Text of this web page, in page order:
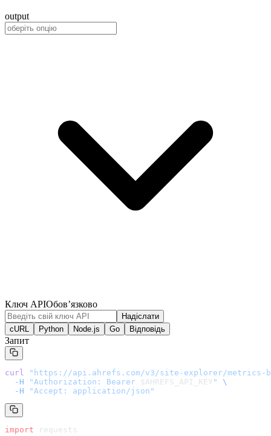
output
Ключ APIОбов’язково
Надіслати
cURL
Python Node.js Go Відповідь
Запит
curl " https://api.ahrefs.com/v3/site-explorer/metrics-
  -H
"Authorization: Bearer $AHREFS_API_KEY "
\
  -H
"Accept: application/json"
import requests